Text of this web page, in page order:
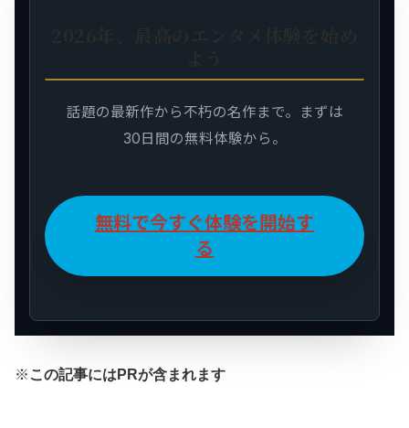
話題の最新作から不朽の名作まで。まずは
30日間の無料体験から。
無料で今すぐ体験を開始す
る
※ この記事にはPRが含まれます